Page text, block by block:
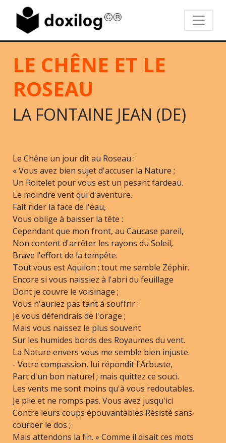
LE CHÊNE ET LE
ROSEAU
LA FONTAINE JEAN (DE)
Le Chêne un jour dit au Roseau :
« Vous avez bien sujet d'accuser la Nature ;
Un Roitelet pour vous est un pesant fardeau.
Le moindre vent qui d'aventure.
Fait rider la face de l'eau,
Vous oblige à baisser la tête :
Cependant que mon front, au Caucase pareil,
Non content d'arrêter les rayons du Soleil,
Brave l'effort de la tempête.
Tout vous est Aquilon ; tout me semble Zéphir.
Encore si vous naissiez à l'abri du feuillage
Dont je couvre le voisinage ;
Vous n'auriez pas tant à souffrir :
Je vous défendrais de l'orage ;
Mais vous naissez le plus souvent
Sur les humides bords des Royaumes du vent.
La Nature envers vous me semble bien injuste.
- Votre compassion, lui répondit l'Arbuste,
Part d'un bon naturel ; mais quittez ce souci.
Les vents me sont moins qu'à vous redoutables.
Je plie et ne romps pas. Vous avez jusqu'ici
Contre leurs coups épouvantables Résisté sans
courber le dos ;
Mais attendons la fin. » Comme il disait ces mots